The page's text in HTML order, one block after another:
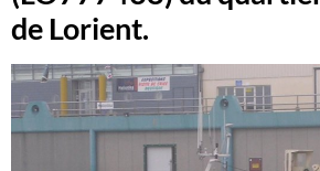
de Lorient.